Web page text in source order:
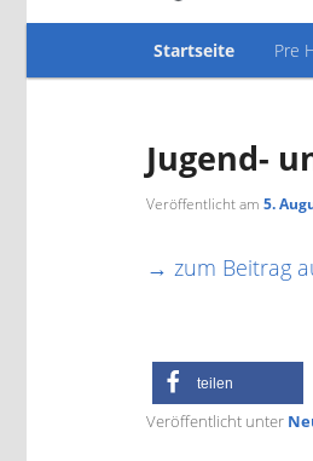
Startseite Pre
Jugend-
Veröffentlicht am 5.
→ zum Beitrag
teilen
Veröffentlicht unter